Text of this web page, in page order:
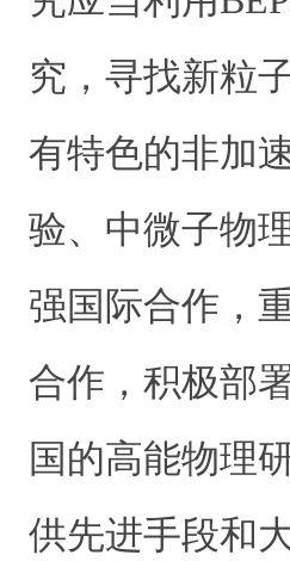
究，寻找新粒
有特色的非加
验、中微子物
强国际合作，
合作，积极部
国的高能物理
供先进手段和